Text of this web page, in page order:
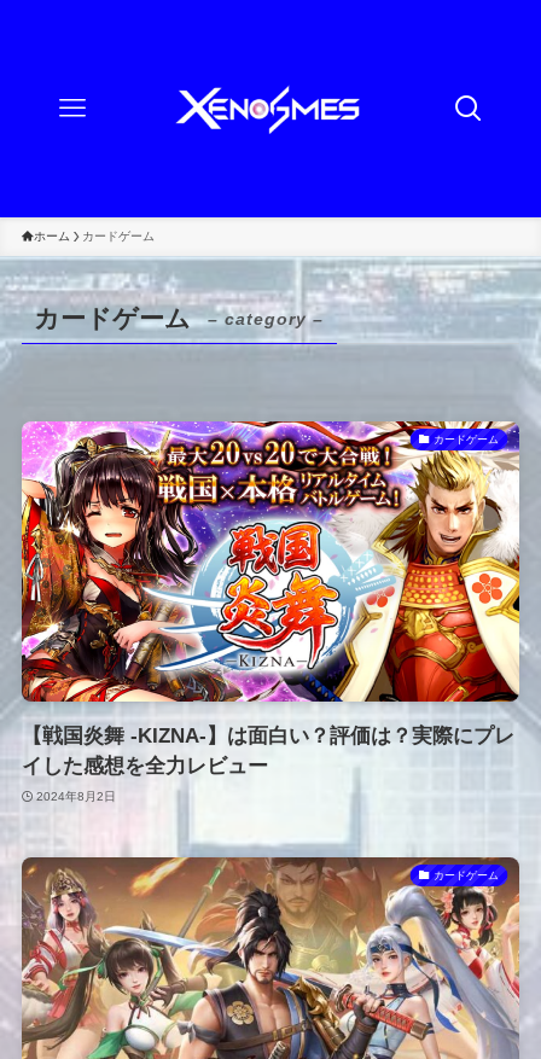
ホーム カードゲーム
カードゲーム – category –
カードゲーム
【戦国炎舞 -KIZNA-】は面白い？評価は？実際にプレ
イした感想を全力レビュー
2024年8月2日
カードゲーム